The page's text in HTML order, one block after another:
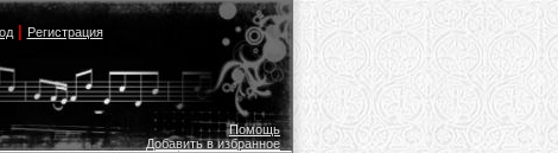
| Регистрация
Помощь
Добавить в избранное